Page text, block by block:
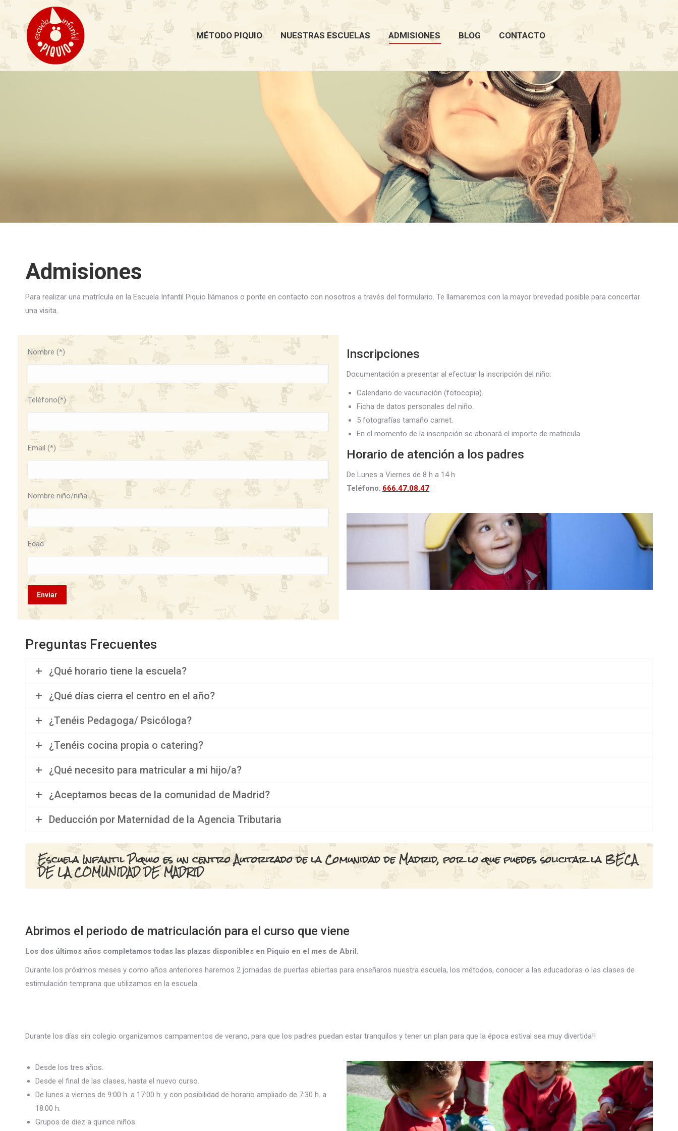
MÉTODO PIQUIO NUESTRAS ESCUELAS ADMISIONES BLOG CONTACTO
Admisiones
Para realizar una matrícula en la Escuela Infantil Piquio llámanos o ponte en contacto con nosotros a través del formulario. Te llamaremos con la mayor brevedad posible para concertar
una visita.
Nombre (*)
Teléfono(*)
Email (*)
Nombre niño/niña
Edad
Inscripciones
Documentación a presentar al efectuar la inscripción del niño:
Calendario de vacunación (fotocopia).
Ficha de datos personales del niño.
5 fotografías tamaño carnet.
En el momento de la inscripción se abonará el importe de matricula
Horario de atención a los padres
De Lunes a Viernes de 8 h a 14 h
Teléfono: 666.47.08.47
Preguntas Frecuentes
¿Qué horario tiene la escuela?
¿Qué días cierra el centro en el año?
¿Tenéis Pedagoga/ Psicóloga?
¿Tenéis cocina propia o catering?
¿Qué necesito para matricular a mi hijo/a?
¿Aceptamos becas de la comunidad de Madrid?
Deducción por Maternidad de la Agencia Tributaria
Escuela Infantil Piquio es un centro Autorizado de la Comunidad de Madrid, por lo que puedes solicitar la BECA
DE LA COMUNIDAD DE MADRID
Abrimos el periodo de matriculación para el curso que viene
Los dos últimos años completamos todas las plazas disponibles en Piquio en el mes de Abril.
Durante los próximos meses y como años anteriores haremos 2 jornadas de puertas abiertas para enseñaros nuestra escuela, los métodos, conocer a las educadoras o las clases de
estimulación temprana que utilizamos en la escuela.
Durante los días sin colegio organizamos campamentos de verano, para que los padres puedan estar tranquilos y tener un plan para que la época estival sea muy divertida!!
Desde los tres años.
Desde el final de las clases, hasta el nuevo curso.
De lunes a viernes de 9:00 h. a 17:00 h. y con posibilidad de horario ampliado de 7:30 h. a
18:00 h.
Grupos de diez a quince niños.